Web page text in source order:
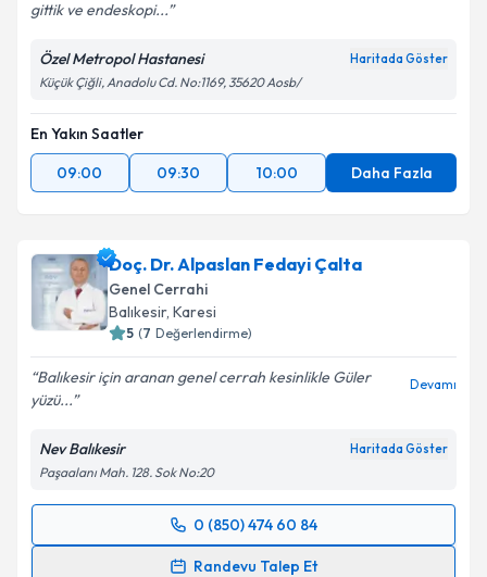
gittik ve endeskopi...
Özel Metropol Hastanesi Haritada Göster
Küçük Çiğli, Anadolu Cd. No:1169, 35620 Aosb/
En Yakın Saatler
09:00
09:30 10:00 Daha Fazla
Doç. Dr. Alpaslan Fedayi Çalta
Genel Cerrahi
Balıkesir, Karesi
5 (7 Değerlendirme)
Balıkesir için aranan genel cerrah kesinlikle Güler
yüzü...
Devamı
Nev Balıkesir Haritada Göster
Paşaalanı Mah. 128. Sok No:20
0 (850) 474 60 84
Randevu Talep Et
Randevu Takvimi Talebi